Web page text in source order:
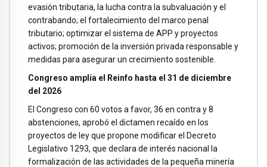
evasión tributaria, la lucha contra la subvaluación y el
contrabando; el fortalecimiento del marco penal
tributario; optimizar el sistema de APP y proyectos
activos; promoción de la inversión privada responsable y
medidas para asegurar un crecimiento sostenible.
Congreso amplía el Reinfo hasta el 31 de diciembre
del 2026
El Congreso con 60 votos a favor, 36 en contra y 8
abstenciones, aprobó el dictamen recaído en los
proyectos de ley que propone modificar el Decreto
Legislativo 1293, que declara de interés nacional la
formalización de las actividades de la pequeña minería